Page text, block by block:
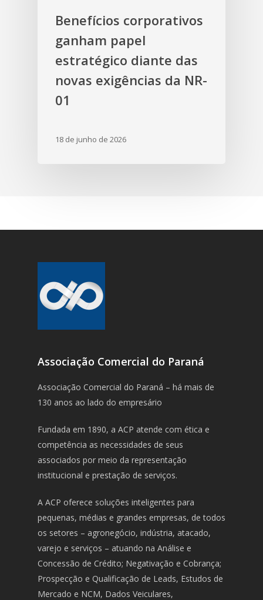
Benefícios corporativos
ganham papel
estratégico diante das
novas exigências da NR-
01
18 de junho de 2026
Associação Comercial do Paraná
Associação Comercial do Paraná – há mais de
130 anos ao lado do empresário
Fundada em 1890, a ACP atende com ética e
competência as necessidades de seus
associados por meio da representação
institucional e prestação de serviços.
A ACP oferece soluções inteligentes para
pequenas, médias e grandes empresas, de todos
os setores – agronegócio, indústria, atacado,
varejo e serviços – atuando na Análise e
Concessão de Crédito; Negativação e Cobrança;
Prospecção e Qualificação de Leads, Estudos de
Mercado e NCM, Dados Veiculares,